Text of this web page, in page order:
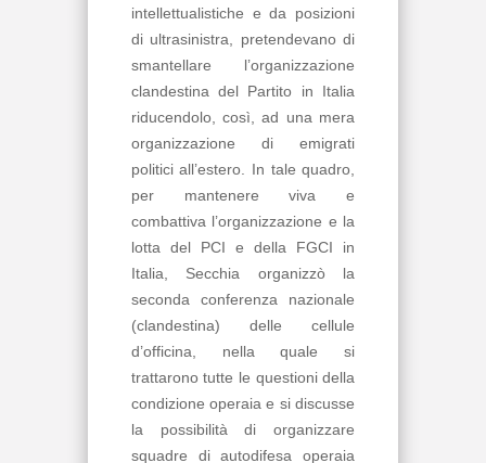
intellettualistiche e da posizioni
di ultrasinistra, pretendevano di
smantellare l’organizzazione
clandestina del Partito in Italia
riducendolo, così, ad una mera
organizzazione di emigrati
politici all’estero. In tale quadro,
per mantenere viva e
combattiva l’organizzazione e la
lotta del PCI e della FGCI in
Italia, Secchia organizzò la
seconda conferenza nazionale
(clandestina) delle cellule
d’officina, nella quale si
trattarono tutte le questioni della
condizione operaia e si discusse
la possibilità di organizzare
squadre di autodifesa operaia